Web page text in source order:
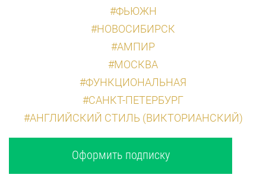
#ФЬЮЖН
#НОВОСИБИРСК
#АМПИР
#МОСКВА
#ФУНКЦИОНАЛЬНАЯ
#САНКТ-ПЕТЕРБУРГ
#АНГЛИЙСКИЙ СТИЛЬ (ВИКТОРИАНСКИЙ)
Оформить подписку